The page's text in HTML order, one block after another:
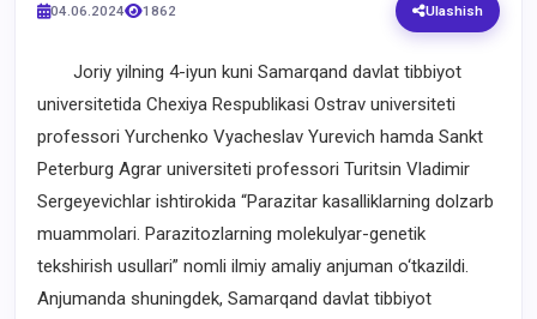
04.06.2024 1862 Ulashish
Joriy yilning 4-iyun kuni Samarqand davlat tibbiyot
universitetida Chexiya Respublikasi Ostrav universiteti
professori Yurchenko Vyacheslav Yurevich hamda Sankt
Peterburg Agrar universiteti professori Turitsin Vladimir
Sergeyevichlar ishtirokida “Parazitar kasalliklarning dolzarb
muammolari. Parazitozlarning molekulyar-genetik
tekshirish usullari” nomli ilmiy amaliy anjuman o‘tkazildi.
Anjumanda shuningdek, Samarqand davlat tibbiyot